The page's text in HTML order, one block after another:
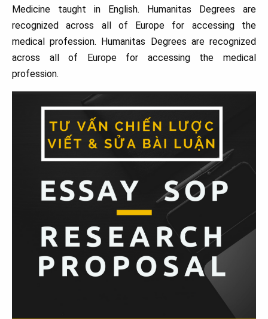
Medicine taught in English. Humanitas Degrees are
recognized across all of Europe for accessing the
medical profession. Humanitas Degrees are recognized
across all of Europe for accessing the medical
profession.